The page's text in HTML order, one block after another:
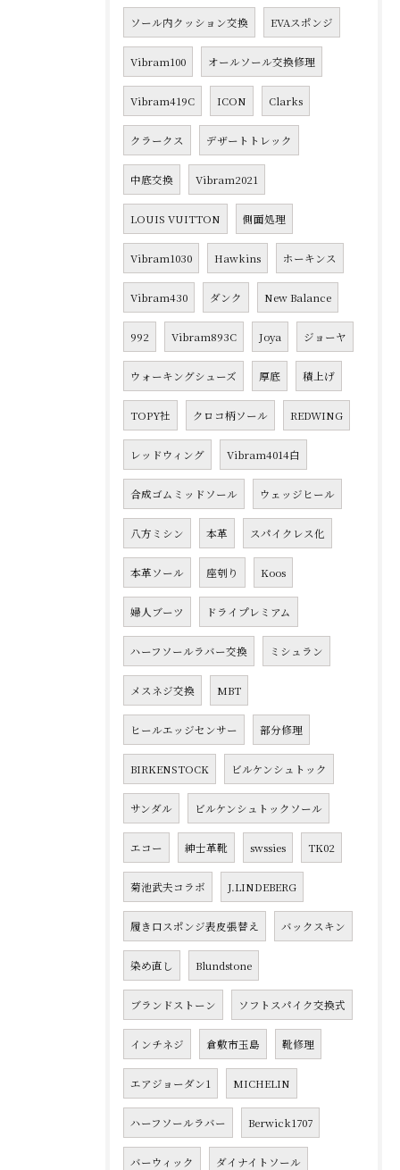
ソール内クッション交換 EVAスポンジ
Vibram100 オールソール交換修理
Vibram419C ICON Clarks
クラークス デザートトレック
中底交換 Vibram2021
LOUIS VUITTON 側面処理
Vibram1030 Hawkins ホーキンス
Vibram430 ダンク New Balance
992 Vibram893C Joya ジョーヤ
ウォーキングシューズ 厚底 積上げ
TOPY社 クロコ柄ソール REDWING
レッドウィング Vibram4014白
合成ゴムミッドソール ウェッジヒール
八方ミシン 本革 スパイクレス化
本革ソール 座刳り Koos
婦人ブーツ ドライプレミアム
ハーフソールラバー交換 ミシュラン
メスネジ交換 MBT
ヒールエッジセンサー 部分修理
BIRKENSTOCK ビルケンシュトック
サンダル ビルケンシュトックソール
エコー 紳士革靴 swssies TK02
菊池武夫コラボ J.LINDEBERG
履き口スポンジ表皮張替え バックスキン
染め直し Blundstone
ブランドストーン ソフトスパイク交換式
インチネジ 倉敷市玉島 靴修理
エアジョーダン1 MICHELIN
ハーフソールラバー Berwick1707
バーウィック ダイナイトソール